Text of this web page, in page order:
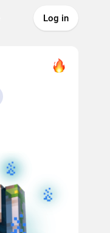
Log in